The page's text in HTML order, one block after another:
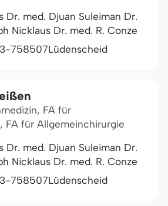
Dr. med. Djuan Suleiman Dr.
Nicklaus Dr. med. R. Conze
758507Lüdenscheid
FA für
FA für Allgemeinchirurgie
Dr. med. Djuan Suleiman Dr.
Nicklaus Dr. med. R. Conze
758507Lüdenscheid